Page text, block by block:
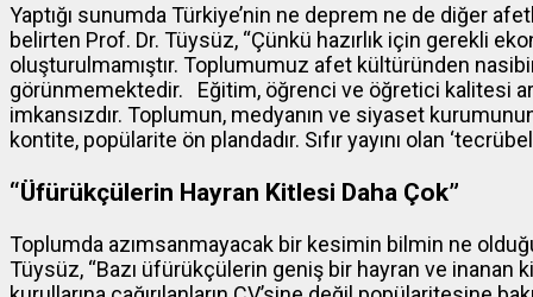
Yaptığı sunumda Türkiye’nin ne deprem ne de diğer
belirten Prof. Dr. Tüysüz, “Çünkü hazırlık için gerekli
oluşturulmamıştır. Toplumumuz afet kültüründen
görünmemektedir. Eğitim, öğrenci ve öğretici kalitesi
imkansızdır. Toplumun, medyanın ve siyaset
kontite, popülarite ön plandadır. Sıfır yayını olan
“Üfürükçülerin Hayran Kitlesi Daha Çok”
Toplumda azımsanmayacak bir kesimin bilmin ne
Tüysüz, “Bazı üfürükçülerin geniş bir hayran ve inanan